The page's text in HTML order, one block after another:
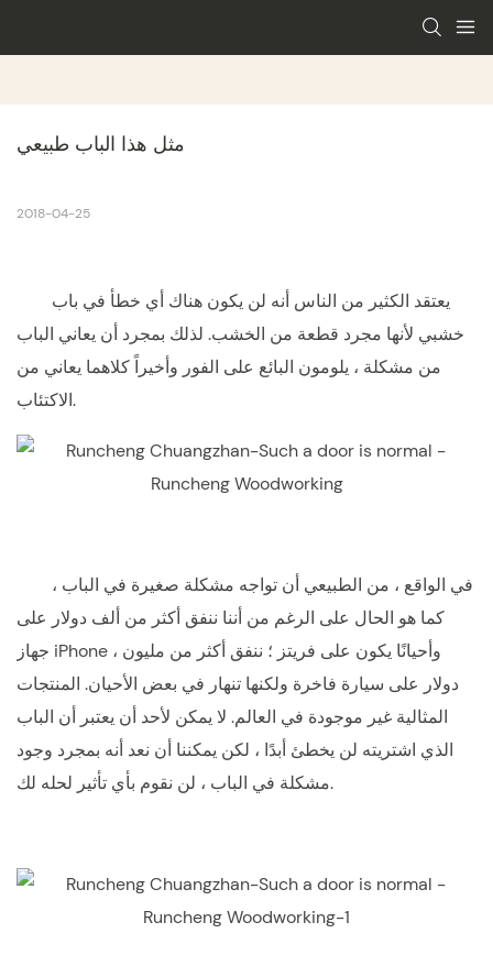
مثل هذا الباب طبيعي
2018-04-25
يعتقد الكثير من الناس أنه لن يكون هناك أي خطأ في باب
خشبي لأنها مجرد قطعة من الخشب. لذلك بمجرد أن يعاني الباب
من مشكلة ، يلومون البائع على الفور وأخيراً كلاهما يعاني من
الاكتئاب.
في الواقع ، من الطبيعي أن تواجه مشكلة صغيرة في الباب ،
كما هو الحال على الرغم من أننا ننفق أكثر من ألف دولار على
جهاز iPhone ، وأحيانًا يكون على فريتز ؛ ننفق أكثر من مليون
دولار على سيارة فاخرة ولكنها تنهار في بعض الأحيان. المنتجات
المثالية غير موجودة في العالم. لا يمكن لأحد أن يعتبر أن الباب
الذي اشتريته لن يخطئ أبدًا ، لكن يمكننا أن نعد أنه بمجرد وجود
مشكلة في الباب ، لن نقوم بأي تأثير لحله لك.